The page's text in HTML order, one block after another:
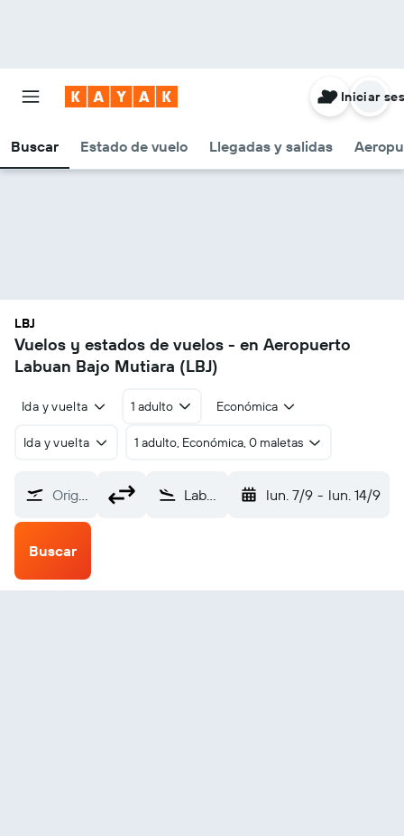
Buscar Estado de vuelo Llegadas y salidas
Iniciar
LBJ
Vuelos y estados de vuelos - en Aeropuerto
Labuan Bajo Mutiara (LBJ)
Ida y vuelta 1 adulto Económica
Ida y vuelta 1 adulto, Económica, 0 maletas
Origen Labuan Bajo Mutiara (LBJ) lun. 7/9 - lun. 14/9
Buscar